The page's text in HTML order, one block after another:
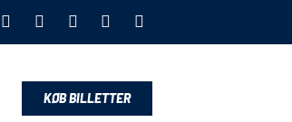
KØB BILLETTER